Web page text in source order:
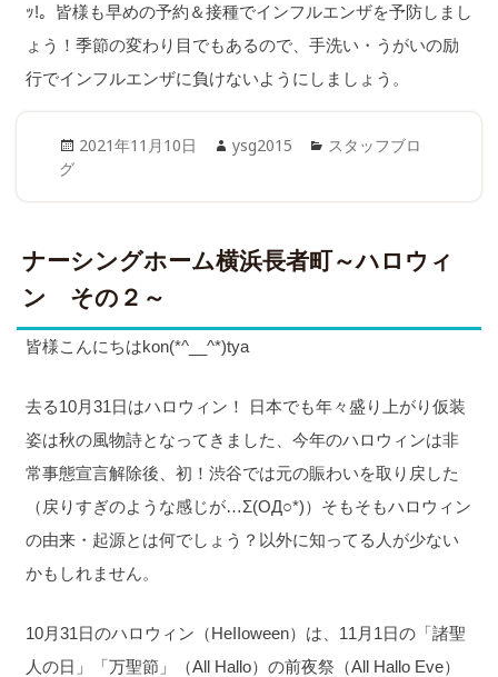
ｯ!。皆様も早めの予約＆接種でインフルエンザを予防しまし
ょう！季節の変わり目でもあるので、手洗い・うがいの励
行でインフルエンザに負けないようにしましょう。
Posted
2021年11月10日 Author
ysg2015 Categories
スタッフブロ
グ
ナーシングホーム横浜長者町～ハロウィ
ン その２～
皆様こんにちはkon(*^__^*)tya
去る10月31日はハロウィン！ 日本でも年々盛り上がり仮装
姿は秋の風物詩となってきました、今年のハロウィンは非
常事態宣言解除後、初！渋谷では元の賑わいを取り戻した
（戻りすぎのような感じが…Σ(ОД○*)）そもそもハロウィン
の由来・起源とは何でしょう？以外に知ってる人が少ない
かもしれません。
10月31日のハロウィン（HeIIoween）は、11月1日の「諸聖
人の日」「万聖節」（All Hallo）の前夜祭（All Hallo Eve）